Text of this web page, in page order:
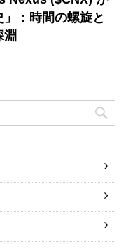
：時間の螺旋と
淵